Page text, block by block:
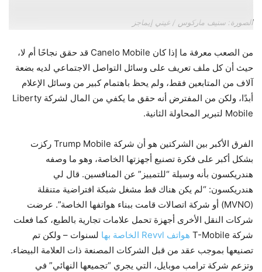
الصورة: ستيف ماركوس / غيتي إيماجز
من الصعب معرفة ما إذا كان Canelo Mobile قد حقق نجاحًا أم لا،
حيث أن كل ملف تعريف على وسائل التواصل الاجتماعي لديه بضعة
آلاف من المتابعين فقط، ولم يحظ باهتمام كبير من وسائل الإعلام
أبدًا، ولكن من المفترض أنه حقق ما يكفي من المال لشركة Liberty
Mobile لتبرير المحاولة الثانية.
الفرق الأكبر بين الشركتين هو أن شركة Trump Mobile ركزت
بشكل أكبر على فكرة تصنيع أجهزتها الخاصة، وهو ما وصفه
هندريكسون بأنه وسيلة “للتمييز” عن المنافسين. قال لي
هندريكسون: “لم يكن هناك قط مشغل شبكة افتراضية متنقلة
(MVNO) أو شركة اتصالات قامت ببناء هواتفها الخاصة”. عرضت
شركات النقل الأخرى أجهزة تحمل علامات تجارية بالطبع، كما فعلت
شركة T-Mobile
هواتف Revvl الخاصة بها
لسنوات – ولكن تم
تصنيعها بموجب عقد من قبل الشركات المصنعة ذات العلامة البيضاء.
وتزعم شركة ترامب موبايل، التي يجري “تجميعها النهائي” في